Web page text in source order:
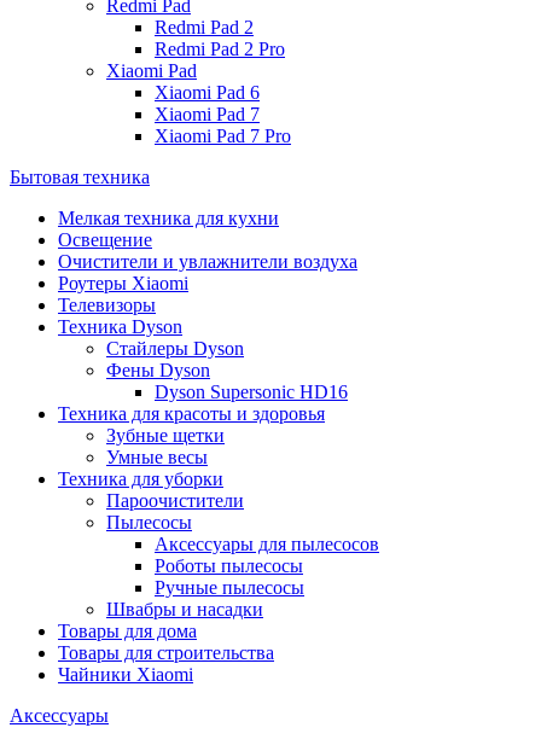
Redmi Pad
Redmi Pad 2
Redmi Pad 2 Pro
Xiaomi Pad
Xiaomi Pad 6
Xiaomi Pad 7
Xiaomi Pad 7 Pro
Бытовая техника
Мелкая техника для кухни
Освещение
Очистители и увлажнители воздуха
Роутеры Xiaomi
Телевизоры
Техника Dyson
Стайлеры Dyson
Фены Dyson
Dyson Supersonic HD16
Техника для красоты и здоровья
Зубные щетки
Умные весы
Техника для уборки
Пароочистители
Пылесосы
Аксессуары для пылесосов
Роботы пылесосы
Ручные пылесосы
Швабры и насадки
Товары для дома
Товары для строительства
Чайники Xiaomi
Аксессуары